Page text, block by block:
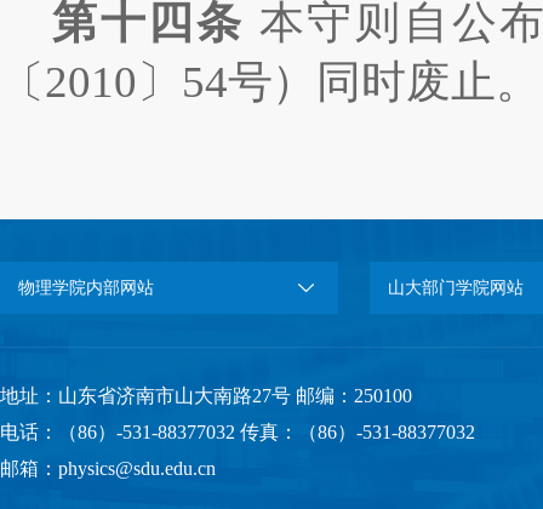
第十四条 本守则自公
〔 2010 〕 54号）同时废止。
物理学院内部网站 山大部门学院网站
地址：山东省济南市山大南路27号 邮编：250100
电话：（86）-531-88377032 传真：（86）-531-88377032
邮箱：physics@sdu.edu.cn